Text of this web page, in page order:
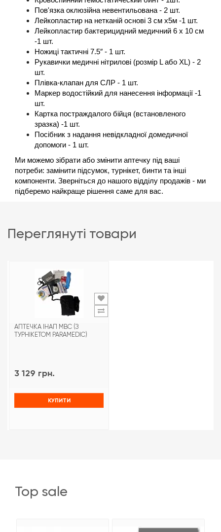
Пов'язка оклюзійна невентильована - 2 шт.
Лейкопластир на нетканій основі 3 см х5м -1 шт.
Лейкопластир бактерицидний медичний 6 х 10 см
-1 шт.
Ножиці тактичні 7.5″ - 1 шт.
Рукавички медичні нітрилові (розмір L або XL) - 2
шт.
Плівка-клапан для СЛР - 1 шт.
Маркер водостійкий для нанесення інформації -1
шт.
Картка постраждалого бійця (встановленого
зразка) -1 шт.
Посібник з надання невідкладної домедичної
допомоги - 1 шт.
Ми можемо зібрати або змінити аптечку під ваші
потреби: замінити підсумок, турнікет, бинти та інші
компоненти. Зверніться до нашого відділу продажів - ми
підберемо найкраще рішення саме для вас.
переглянуті товари
АПТЕЧКА ІНАП МВС (З
ТУРНІКЕТОМ PARAMEDIC)
3 129 грн.
КУПИТИ
top sale